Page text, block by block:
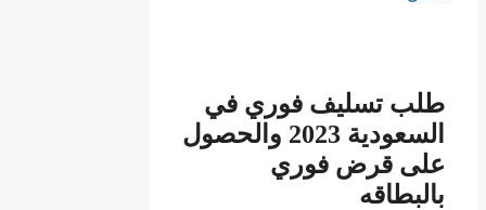
طلب تسليف فوري في
السعودية 2023 والحصول
على قرض فوري
بالبطاقه